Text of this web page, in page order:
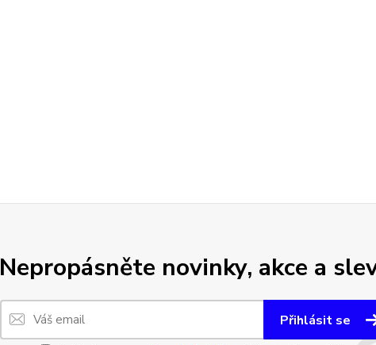
Nepropásněte novinky, akce a
Přihlásit se